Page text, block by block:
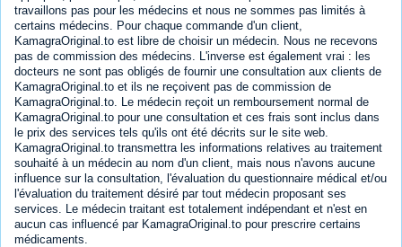
travaillons pas pour les médecins et nous ne sommes pas limités à
certains médecins. Pour chaque commande d'un client,
KamagraOriginal.to est libre de choisir un médecin. Nous ne recevons
pas de commission des médecins. L'inverse est également vrai : les
docteurs ne sont pas obligés de fournir une consultation aux clients de
KamagraOriginal.to et ils ne reçoivent pas de commission de
KamagraOriginal.to. Le médecin reçoit un remboursement normal de
KamagraOriginal.to pour une consultation et ces frais sont inclus dans
le prix des services tels qu'ils ont été décrits sur le site web.
KamagraOriginal.to transmettra les informations relatives au traitement
souhaité à un médecin au nom d'un client, mais nous n'avons aucune
influence sur la consultation, l'évaluation du questionnaire médical et/ou
l'évaluation du traitement désiré par tout médecin proposant ses
services. Le médecin traitant est totalement indépendant et n'est en
aucun cas influencé par KamagraOriginal.to pour prescrire certains
médicaments.